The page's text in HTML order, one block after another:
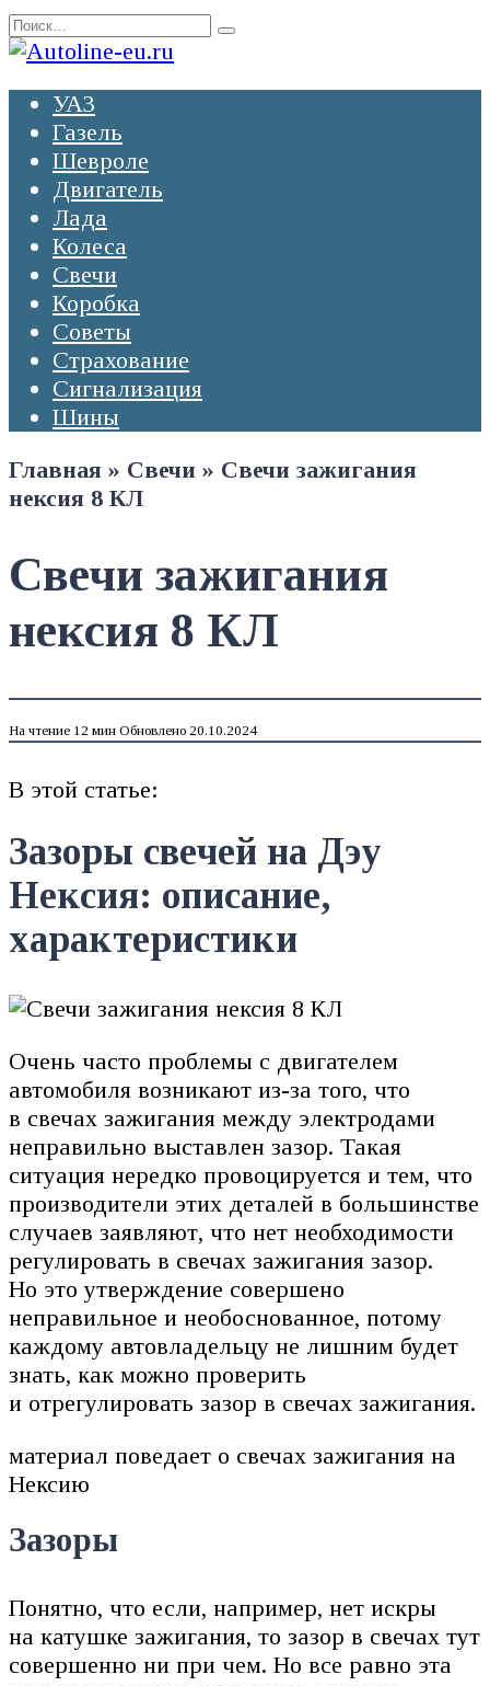
Перейти
к
Search
for:
УАЗ
Газель
Шевроле
Двигатель
Лада
Колеса
Свечи
Коробка
Советы
Страхование
Сигнализация
Шины
Главная » Свечи » Свечи зажигания
нексия 8 КЛ
Свечи зажигания
нексия 8 КЛ
На чтение 12 мин Обновлено 20.10.2024
В этой статье:
Зазоры свечей на Дэу
Нексия: описание,
характеристики
Очень часто проблемы с двигателем
автомобиля возникают из-за того, что
в свечах зажигания между электродами
неправильно выставлен зазор. Такая
ситуация нередко провоцируется и тем, что
производители этих деталей в большинстве
случаев заявляют, что нет необходимости
регулировать в свечах зажигания зазор.
Но это утверждение совершено
неправильное и необоснованное, потому
каждому автовладельцу не лишним будет
знать, как можно проверить
и отрегулировать зазор в свечах зажигания.
материал поведает о свечах зажигания на
Нексию
Зазоры
Понятно, что если, например, нет искры
на катушке зажигания, то зазор в свечах тут
совершенно ни при чем. Но все равно эта